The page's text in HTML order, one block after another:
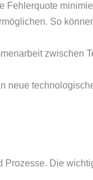
Fehlerquote
So
zwischen
neue
Prozesse. Die